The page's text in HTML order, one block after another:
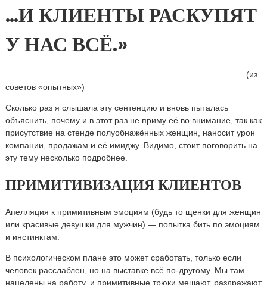
…И КЛИЕНТЫ РАСКУПЯТ
У НАС ВСЁ.»
(из
советов «опытных»)
Сколько раз я слышала эту сентенцию и вновь пыталась
объяснить, почему и в этот раз не приму её во внимание, так как
присутствие на стенде полуобнажённых женщин, наносит урон
компании, продажам и её имиджу. Видимо, стоит поговорить на
эту тему несколько подробнее.
ПРИМИТИВИЗАЦИЯ КЛИЕНТОВ
Апелляция к примитивным эмоциям (будь то щенки для женщин
или красивые девушки для мужчин) — попытка бить по эмоциям
и инстинктам.
В психологическом плане это может сработать, только если
человек расслаблен, но на выставке всё по-другому. Мы там
нацелены на работу, и примитивные трюки мешают, раздражают